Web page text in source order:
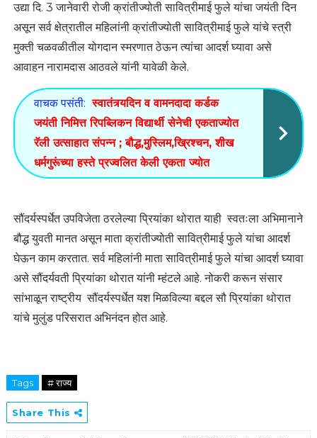
उद्या दि. 3 जानेवारी रोजी क्रांतीज्योती सावित्रीमाई फुले यांचा जयंती दिन
असून सर्व क्षेत्रातील महिलांनी क्रांतीज्योती सावित्रीमाई फुले यांचे स्त्री
मुक्ती चळवळीतील योगदान स्मरणात ठेऊन त्यांचा आदर्श घ्यावा असे
आवाहन नारामदास आठवले यांनी यावेळी केले.
वाचक पसंती: स्वातंत्र्यदिन व वामनदादा कर्डक
जयंती निमित्त रिपब्लिकन विद्यार्थी सेनेची एकताज्योत
रॅली उत्साहात संपन्न ; बौद्ध,मुस्लिम,ख्रिश्चन, शीख
धर्मगुरूंच्या हस्ते प्रज्वलित केली एकता ज्योत
सौंदर्यस्पर्धेत उपविजेता ठरलेल्या प्रियांका थोरात याही स्वतःला अभिमानाने
बौद्ध युवती मानत असून माता क्रांतीज्योती सावित्रीमाई फुले यांचा आदर्श
घेऊन काम करतात. सर्व महिलांनी माता सावित्रीमाई फुले यांचा आदर्श घ्यावा
असे सौंदर्यवती प्रियांका थोरात यांनी म्हंटले आहे. नोकरी करून संसार
सांभाळून राष्ट्रीय सौंदर्यस्पर्धेत यश मिळविल्या बद्दल सौ प्रियांका थोरात
यांचे मुलुंड परिसरात अभिनंदन होत आहे.
Tags # राज्य
Share This